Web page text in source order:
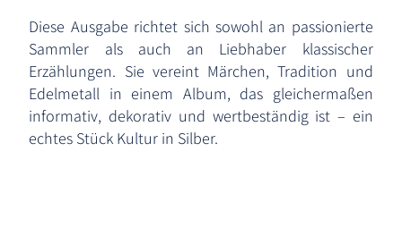
Diese Ausgabe richtet sich sowohl an passionierte
Sammler als auch an Liebhaber klassischer
Erzählungen. Sie vereint Märchen, Tradition und
Edelmetall in einem Album, das gleichermaßen
informativ, dekorativ und wertbeständig ist – ein
echtes Stück Kultur in Silber.